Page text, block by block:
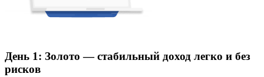
День 1: Золото — стабильный доход легко и без
рисков